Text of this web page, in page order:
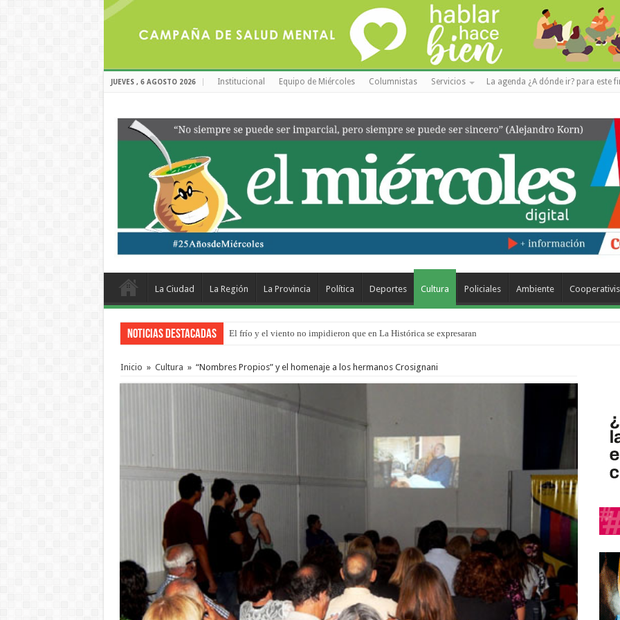
JUEVES , 6 AGOSTO 2026 Institucional Equipo de Miércoles Columnistas Servicios La agenda ¿A dónde ir? para este
La Ciudad La Región La Provincia Política Deportes Cultura Policiales Ambiente
Noticias Destacadas El frío y el viento no impidieron que en La Histórica se expresaran
OSER: Frigerio aseguró que mejoraron el servicio, redujeron el déficit en un 30% y anunció un
Inicio » Cultura » “Nombres Propios” y el homenaje a los hermanos Crosignani